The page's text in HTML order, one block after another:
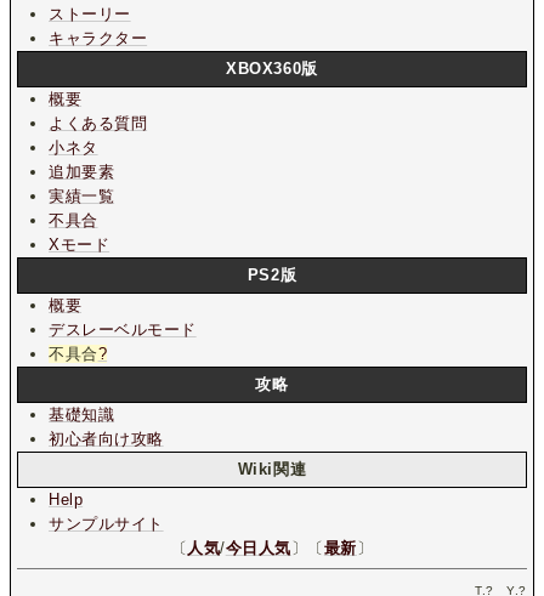
ストーリー
キャラクター
XBOX360版
概要
よくある質問
小ネタ
追加要素
実績一覧
不具合
Xモード
PS2版
概要
デスレーベルモード
不具合?
攻略
基礎知識
初心者向け攻略
Wiki関連
Help
サンプルサイト
〔 人気/今日人気〕〔最新〕
T.? Y.?